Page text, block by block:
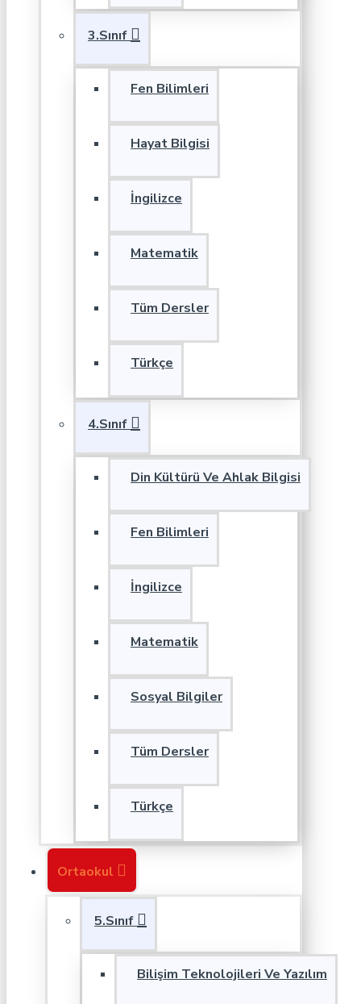
3.Sınıf
Fen Bilimleri
Hayat Bilgisi
İngilizce
Matematik
Tüm Dersler
Türkçe
4.Sınıf
Din Kültürü Ve Ahlak Bilgisi
Fen Bilimleri
İngilizce
Matematik
Sosyal Bilgiler
Tüm Dersler
Türkçe
Ortaokul
5.Sınıf
Bilişim Teknolojileri Ve Yazılım